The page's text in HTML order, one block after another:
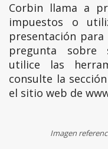
Corbin llama a
impuestos o
presentación para
pregunta sobre
utilice las
consulte la
el sitio web de
Imagen